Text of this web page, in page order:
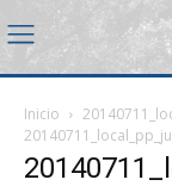
Inicio